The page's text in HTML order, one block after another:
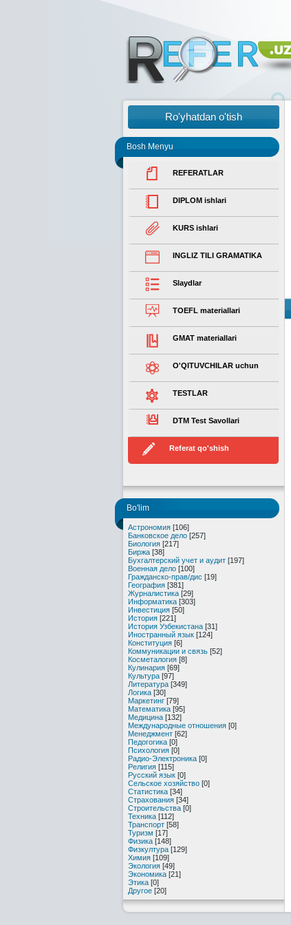
Ro'yhatdan o'tish
Bosh Menyu
REFERATLAR
DIPLOM ishlari
KURS ishlari
INGLIZ TILI GRAMATIKA
Slaydlar
TOEFL materiallari
GMAT materiallari
O'QITUVCHILAR uchun
TESTLAR
DTM Test Savollari
Referat qo'shish
Bo'lim
Астрономия [106]
Банковское дело [257]
Биология [217]
Биржа [38]
Бухгалтерский учет и аудит [197]
Военная дело [100]
Гражданско-прав/дис [19]
География [381]
Журналистика [29]
Информатика [303]
Инвестиция [50]
История [221]
История Узбекистана [31]
Иностранный язык [124]
Конституция [6]
Коммуникации и связь [52]
Косметалогия [8]
Кулинария [69]
Культура [97]
Литература [349]
Логика [30]
Маркетинг [79]
Математика [95]
Медицина [132]
Международные отношения [0]
Менеджмент [62]
Педогогика [0]
Психология [0]
Радио-Электроника [0]
Религия [115]
Русский язык [0]
Сельское хозяйство [0]
Статистика [34]
Страхования [34]
Строительства [0]
Техника [112]
Транспорт [58]
Туризм [17]
Физика [148]
Физкултура [129]
Химия [109]
Экология [49]
Экономика [21]
Этика [0]
Другое [20]